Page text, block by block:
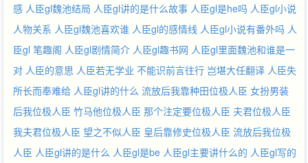
感 人臣gl魏池结局 人臣gl讲的是什么故事 人臣gl是he吗 人臣gl小说
人物关系 人臣gl魏池喜欢谁 人臣gl的感情线 人臣gl小说有番外吗 人
臣gl 笔趣阁 人臣gl剧情简介 人臣gl趣书网 人臣gl里面魏池和谁是一
对 人臣的意思 人臣若无学业 不能识前言往行 岂堪大任翻译 人臣失
所长而奉难给 人臣gl讲的什么 流放后我靠种田位极人臣 女扮男装
后我位极人臣 竹马他位极人臣 那个注定要位极人臣 夫君位极人臣
我夫君位极人臣 望之不似人臣 皇后靠修史位极人臣 流放后我位极
人臣 人臣gl讲的是什么 人臣gl是be 人臣gl主要讲什么的 人臣gl写的